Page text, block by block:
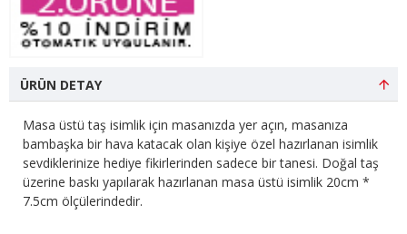
ÜRÜN DETAY
Masa üstü taş isimlik için masanızda yer açın, masanıza
bambaşka bir hava katacak olan kişiye özel hazırlanan isimlik
sevdiklerinize hediye fikirlerinden sadece bir tanesi. Doğal taş
üzerine baskı yapılarak hazırlanan masa üstü isimlik 20cm *
7.5cm ölçülerindedir.